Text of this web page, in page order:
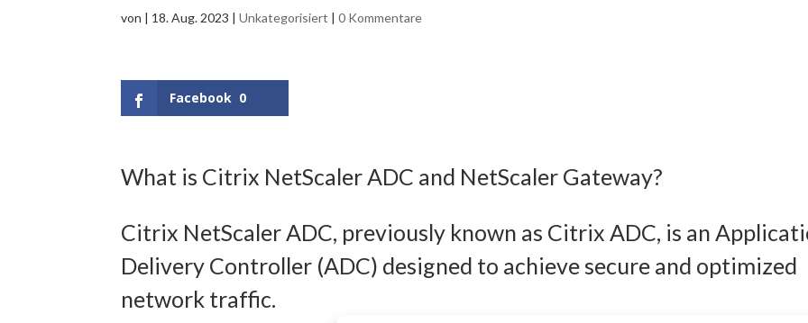
von | 18. Aug. 2023 |Unkategorisiert |0 Kommentare
Facebook 0
What is Citrix NetScaler ADC and NetScaler Gateway?
Citrix NetScaler ADC, previously known as Citrix ADC, is an
Delivery Controller (ADC) designed to achieve secure and optimized
network traffic.